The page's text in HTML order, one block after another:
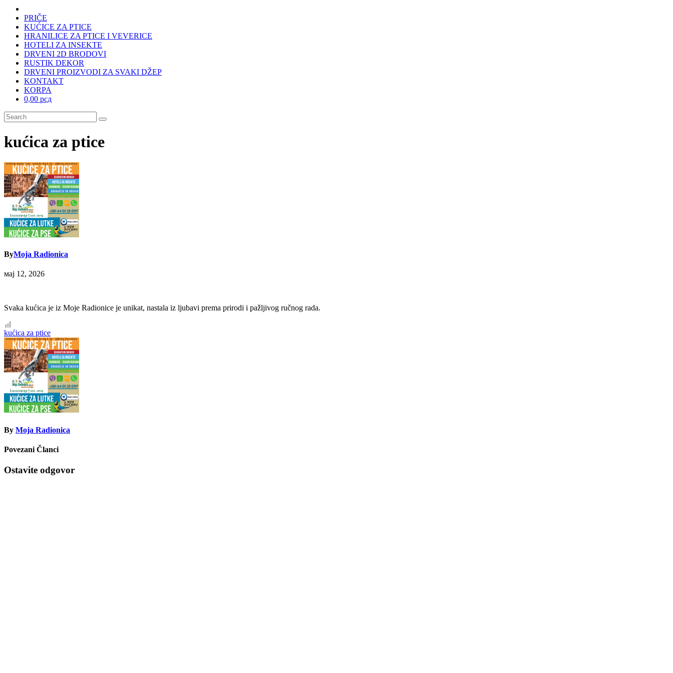
PRIČE
KUĆICE ZA PTICE
HRANILICE ZA PTICE I VEVERICE
HOTELI ZA INSEKTE
DRVENI 2D BRODOVI
RUSTIK DEKOR
DRVENI PROIZVODI ZA SVAKI DŽEP
KONTAKT
KORPA
0,00 рсд
kućica za ptice
ByMoja Radionica
мај 12, 2026
Svaka kućica je iz Moje Radionice je unikat, nastala iz ljubavi prema prirodi i pažljivog ručnog rada.
Кретање
чланка
kućica za ptice
By Moja Radionica
Povezani Članci
Ostavite odgovor